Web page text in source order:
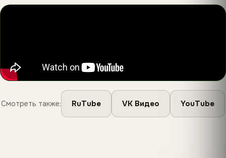
Смотреть также: RuTube VK Видео YouTube